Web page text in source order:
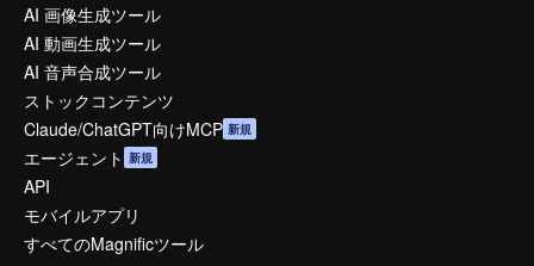
AI 画像生成ツール
AI 動画生成ツール
AI 音声合成ツール
ストックコンテンツ
Claude/ChatGPT向けMCP 新規
エージェント 新規
API
モバイルアプリ
すべてのMagnificツール